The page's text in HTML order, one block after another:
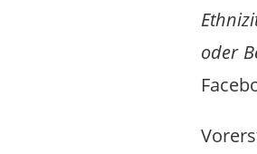
oder